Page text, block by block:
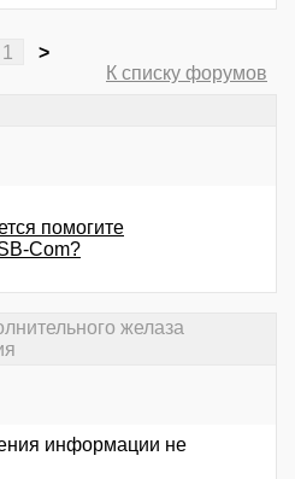
1
>
К списку форумов
помогите
Com?
желаза
информации не